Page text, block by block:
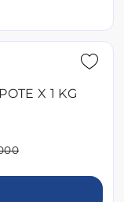
X 1 KG